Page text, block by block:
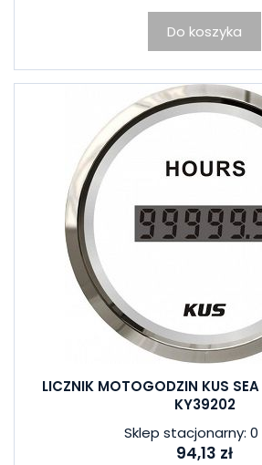
Do koszyka
LICZNIK MOTOGODZIN KUS
KY39202
Sklep stacjonarny: 0
94,13 zł